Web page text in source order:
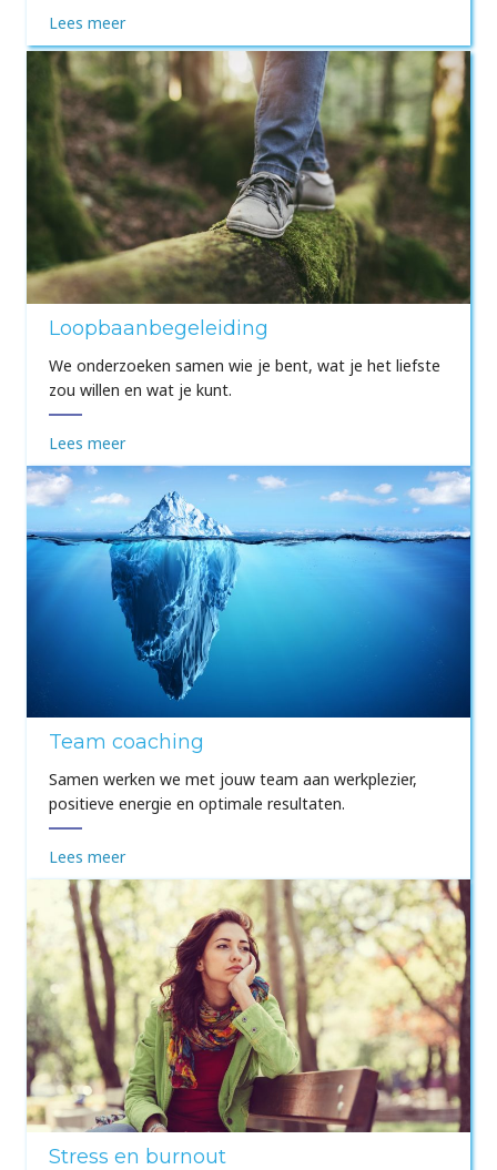
Lees meer
Loopbaanbegeleiding
We onderzoeken samen wie je bent, wat je het liefste
zou willen en wat je kunt.
Lees meer
Team coaching
Samen werken we met jouw team aan werkplezier,
positieve energie en optimale resultaten.
Lees meer
Stress en burnout